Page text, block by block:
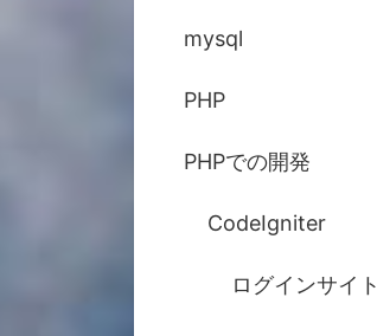
mysql
PHP
PHPでの開発
CodeIgniter
ログインサイト